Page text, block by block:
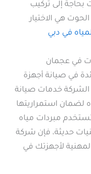
بحاجة إلى تركيب
هي الاختيار
في دبي
في عجمان
في صيانة أجهزة
الشركة خدمات صيانة
لضمان استمراريتها
مبردات مياه
حديثة، فإن شركة
لأجهزتك في